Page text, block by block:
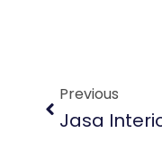
Previous